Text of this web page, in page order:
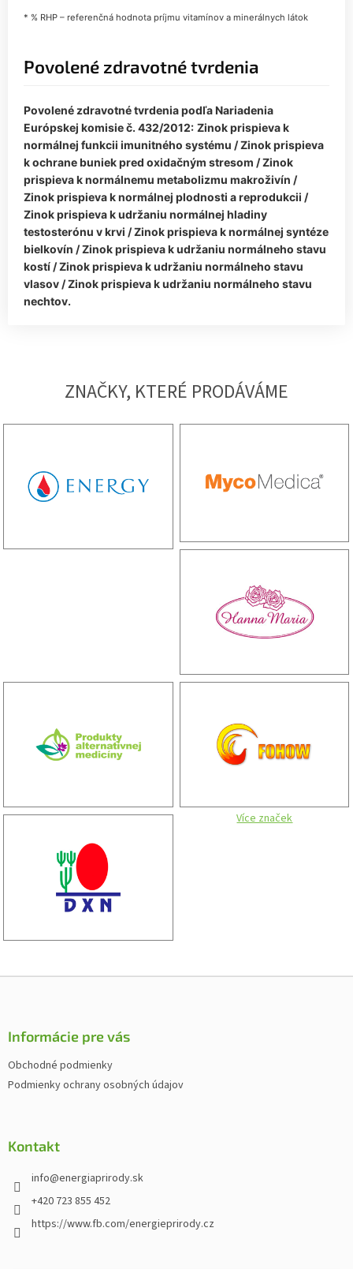
* % RHP – referenčná hodnota príjmu vitamínov a minerálnych látok
Povolené zdravotné tvrdenia
Povolené zdravotné tvrdenia podľa Nariadenia
Európskej komisie č. 432/2012: Zinok prispieva k
normálnej funkcii imunitného systému / Zinok prispieva
k ochrane buniek pred oxidačným stresom / Zinok
prispieva k normálnemu metabolizmu makroživín /
Zinok prispieva k normálnej plodnosti a reprodukcii /
Zinok prispieva k udržaniu normálnej hladiny
testosterónu v krvi / Zinok prispieva k normálnej syntéze
bielkovín / Zinok prispieva k udržaniu normálneho stavu
kostí / Zinok prispieva k udržaniu normálneho stavu
vlasov / Zinok prispieva k udržaniu normálneho stavu
nechtov.
ZNAČKY, KTERÉ PRODÁVÁME
Více značek
Z
Informácie pre vás
Obchodné podmienky
Podmienky ochrany osobných údajov
Kontakt
info@energiaprirody.sk
+420 723 855 452
https://www.fb.com/energieprirody.cz